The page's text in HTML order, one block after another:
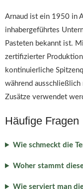
Arnaud ist ein 1950 in
inhabergeführtes
Pasteten bekannt ist.
zertifizierter
kontinuierliche
während
Zusätze verwendet
Häufige Fragen
Wie schmeckt die
Woher stammt
Wie serviert man